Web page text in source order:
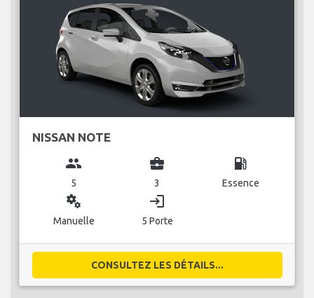
NISSAN NOTE
group
5
business_center
3
local_gas_station
Essence
miscellaneous_services
Manuelle
login
5 Porte
CONSULTEZ LES DÉTAILS...